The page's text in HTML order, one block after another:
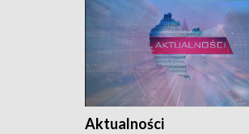
Aktualności